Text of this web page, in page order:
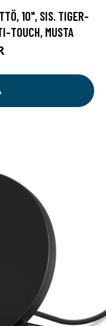
10", SIS. TIGER-
TOUCH, MUSTA